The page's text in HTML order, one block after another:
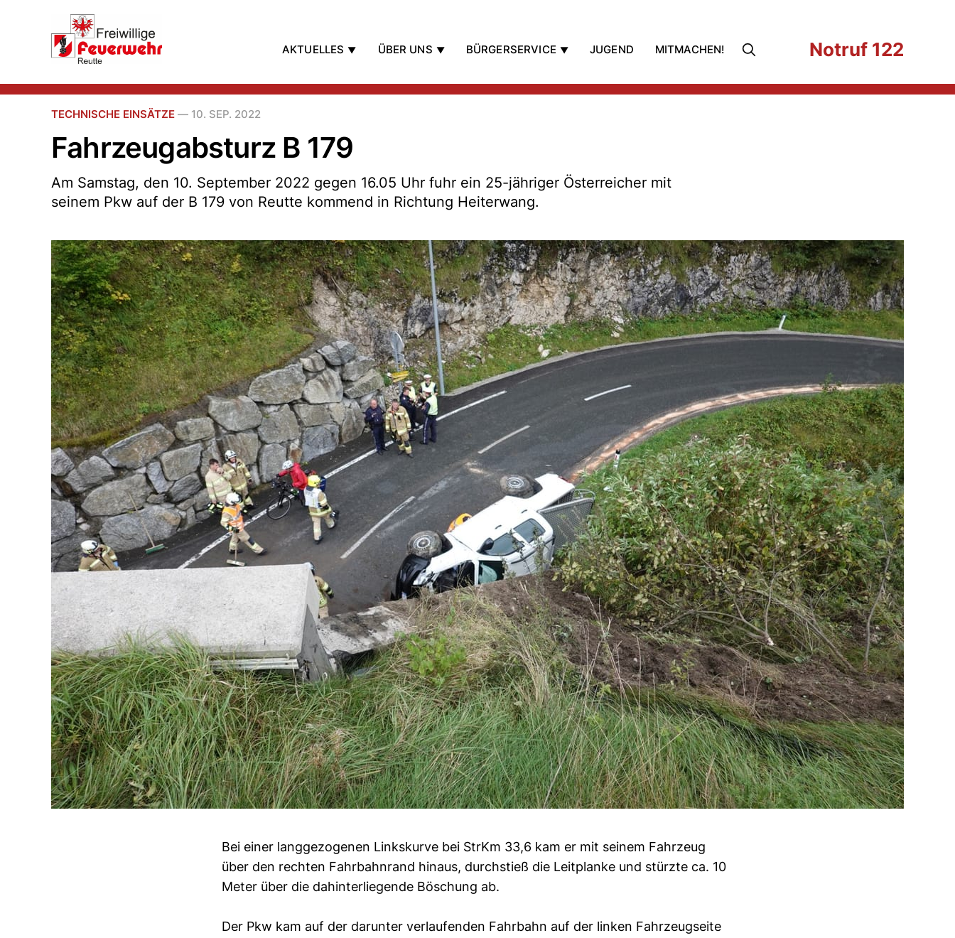
AKTUELLES ÜBER UNS BÜRGERSERVICE JUGEND MITMACHEN! Notruf 122
TECHNISCHE EINSÄTZE — 10. SEP. 2022
Fahrzeugabsturz B 179
Am Samstag, den 10. September 2022 gegen 16.05 Uhr fuhr ein 25-jähriger Österreicher mit
seinem Pkw auf der B 179 von Reutte kommend in Richtung Heiterwang.
Bei einer langgezogenen Linkskurve bei StrKm 33,6 kam er mit seinem Fahrzeug
über den rechten Fahrbahnrand hinaus, durchstieß die Leitplanke und stürzte ca. 10
Meter über die dahinterliegende Böschung ab.
Der Pkw kam auf der darunter verlaufenden Fahrbahn auf der linken Fahrzeugseite